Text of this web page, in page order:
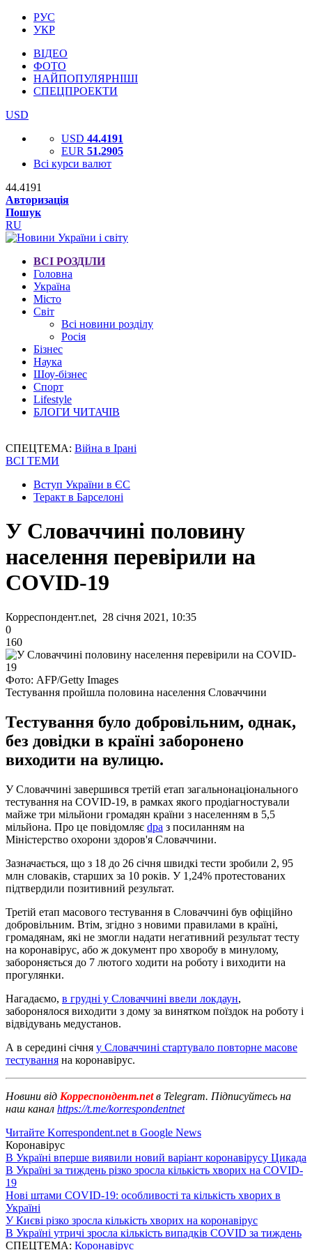
РУС
УКР
ВІДЕО
ФОТО
НАЙПОПУЛЯРНІШІ
СПЕЦПРОЕКТИ
USD
USD 44.4191
EUR 51.2905
Всі курси валют
44.4191
Авторизація
Пошук
RU
ВСІ РОЗДІЛИ
Головна
Україна
Місто
Світ
Всі новини розділу
Росія
Бізнес
Наука
Шоу-бізнес
Спорт
Lifestyle
БЛОГИ ЧИТАЧІВ
СПЕЦТЕМА: Війна в Ірані
ВСІ ТЕМИ
Вступ України в ЄС
Теракт в Барселоні
У Словаччині половину
населення перевірили на
COVID-19
Корреспондент.net, 28 січня 2021, 10:35
0
160
Фото: AFP/Getty Images
Тестування пройшла половина населення Словаччини
Тестування було добровільним, однак,
без довідки в країні заборонено
виходити на вулицю.
У Словаччині завершився третій етап загальнонаціонального
тестування на COVID-19, в рамках якого продіагностували
майже три мільйони громадян країни з населенням в 5,5
мільйона. Про це повідомляє dpa з посиланням на
Міністерство охорони здоров'я Словаччини.
Зазначається, що з 18 до 26 січня швидкі тести зробили 2, 95
млн словаків, старших за 10 років. У 1,24% протестованих
підтвердили позитивний результат.
Третій етап масового тестування в Словаччині був офіційно
добровільним. Втім, згідно з новими правилами в країні,
громадянам, які не змогли надати негативний результат тесту
на коронавірус, або ж документ про хворобу в минулому,
забороняється до 7 лютого ходити на роботу і виходити на
прогулянки.
Нагадаємо, в грудні у Словаччині ввели локдаун,
заборонялося виходити з дому за винятком поїздок на роботу і
відвідувань медустанов.
А в середині січня у Словаччині стартувало повторне масове
тестування на коронавірус.
Новини від Корреспондент.netв Telegram. Підписуйтесь на
наш канал https://t.me/korrespondentnet
Читайте Korrespondent.net в Google News
Коронавірус
В Україні вперше виявили новий варіант коронавірусу Цикада
В Україні за тиждень різко зросла кількість хворих на COVID-
19
Нові штами COVID-19: особливості та кількість хворих в
Україні
У Києві різко зросла кількість хворих на коронавірус
В Україні утричі зросла кількість випадків COVID за тиждень
СПЕЦТЕМА: Коронавірус